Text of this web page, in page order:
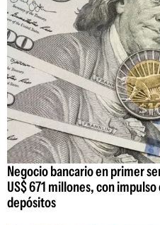
Negocio bancario en primer
US$ 671 millones, con
depósitos